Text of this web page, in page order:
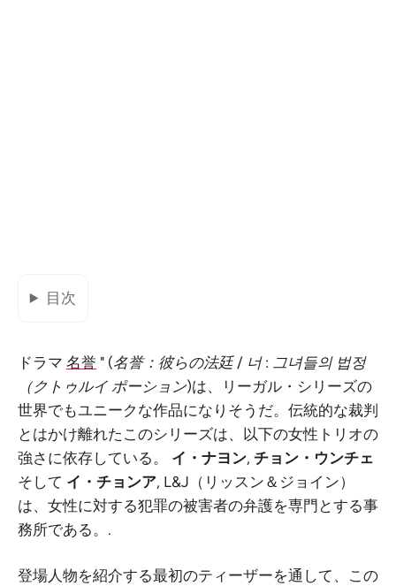
目次
ドラマ 名誉 " (名誉：彼らの法廷/ 너 : 그녀들의 법정
（クトゥルイ ポーション)は、リーガル・シリーズの
世界でもユニークな作品になりそうだ。伝統的な裁判
とはかけ離れたこのシリーズは、以下の女性トリオの
強さに依存している。 イ・ナヨン, チョン・ウンチェ
そして イ・チョンア, L&J（リッスン＆ジョイン）
は、女性に対する犯罪の被害者の弁護を専門とする事
務所である。.
登場人物を紹介する最初のティーザーを通して、この